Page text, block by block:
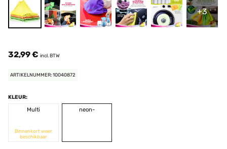
+3
32,99 € incl. BTW
ARTIKELNUMMER: 10040872
KLEUR:
Multi
Binnenkort weer
beschikbaar
neon-